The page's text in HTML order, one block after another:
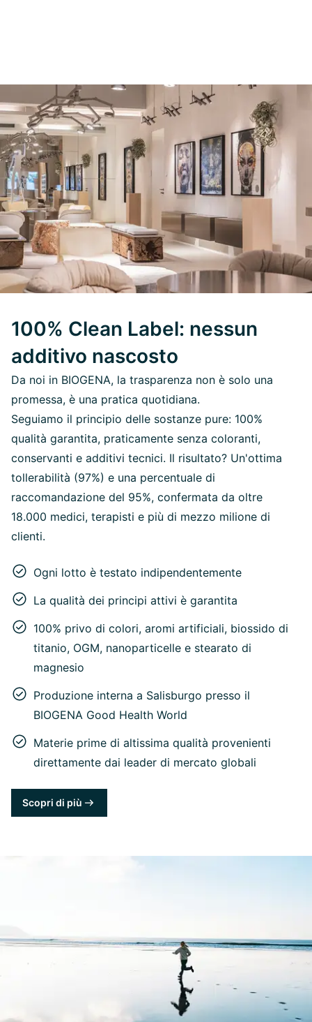
100% Clean Label: nessun
additivo nascosto
Da noi in BIOGENA, la trasparenza non è solo una
promessa, è una pratica quotidiana.
Seguiamo il principio delle sostanze pure: 100%
qualità garantita, praticamente senza coloranti,
conservanti e additivi tecnici. Il risultato? Un'ottima
tollerabilità (97%) e una percentuale di
raccomandazione del 95%, confermata da oltre
18.000 medici, terapisti e più di mezzo milione di
clienti.
Ogni lotto è testato indipendentemente
La qualità dei principi attivi è garantita
100% privo di colori, aromi artificiali, biossido di
titanio, OGM, nanoparticelle e stearato di
magnesio
Produzione interna a Salisburgo presso il
BIOGENA Good Health World
Materie prime di altissima qualità provenienti
direttamente dai leader di mercato globali
Scopri di più